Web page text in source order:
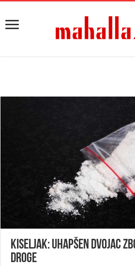
Kiseljak: Uhapšen dvojac
droge